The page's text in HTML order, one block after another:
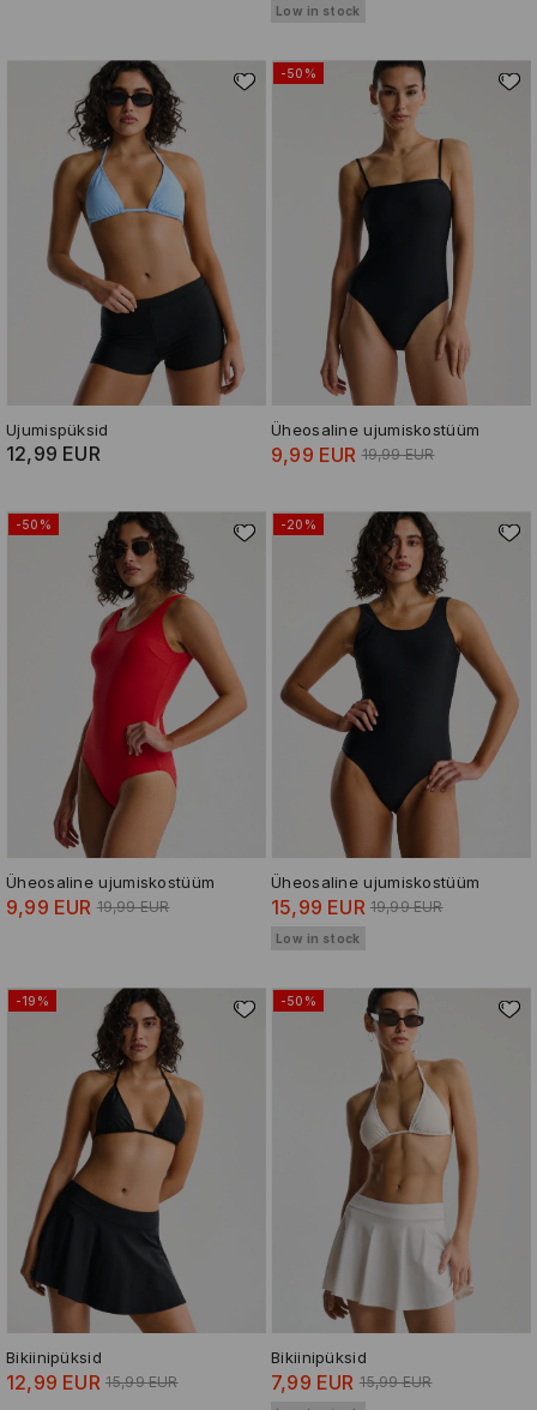
Low in stock
Ujumispüksid
12,99 EUR
-50%
Üheosaline ujumiskostüüm
9,99 EUR 19,99 EUR
-50%
Üheosaline ujumiskostüüm
9,99 EUR 19,99 EUR
-20%
Üheosaline ujumiskostüüm
15,99 EUR 19,99 EUR
Low in stock
-19%
Bikiinipüksid
12,99 EUR 15,99 EUR
-50%
Bikiinipüksid
7,99 EUR 15,99 EUR